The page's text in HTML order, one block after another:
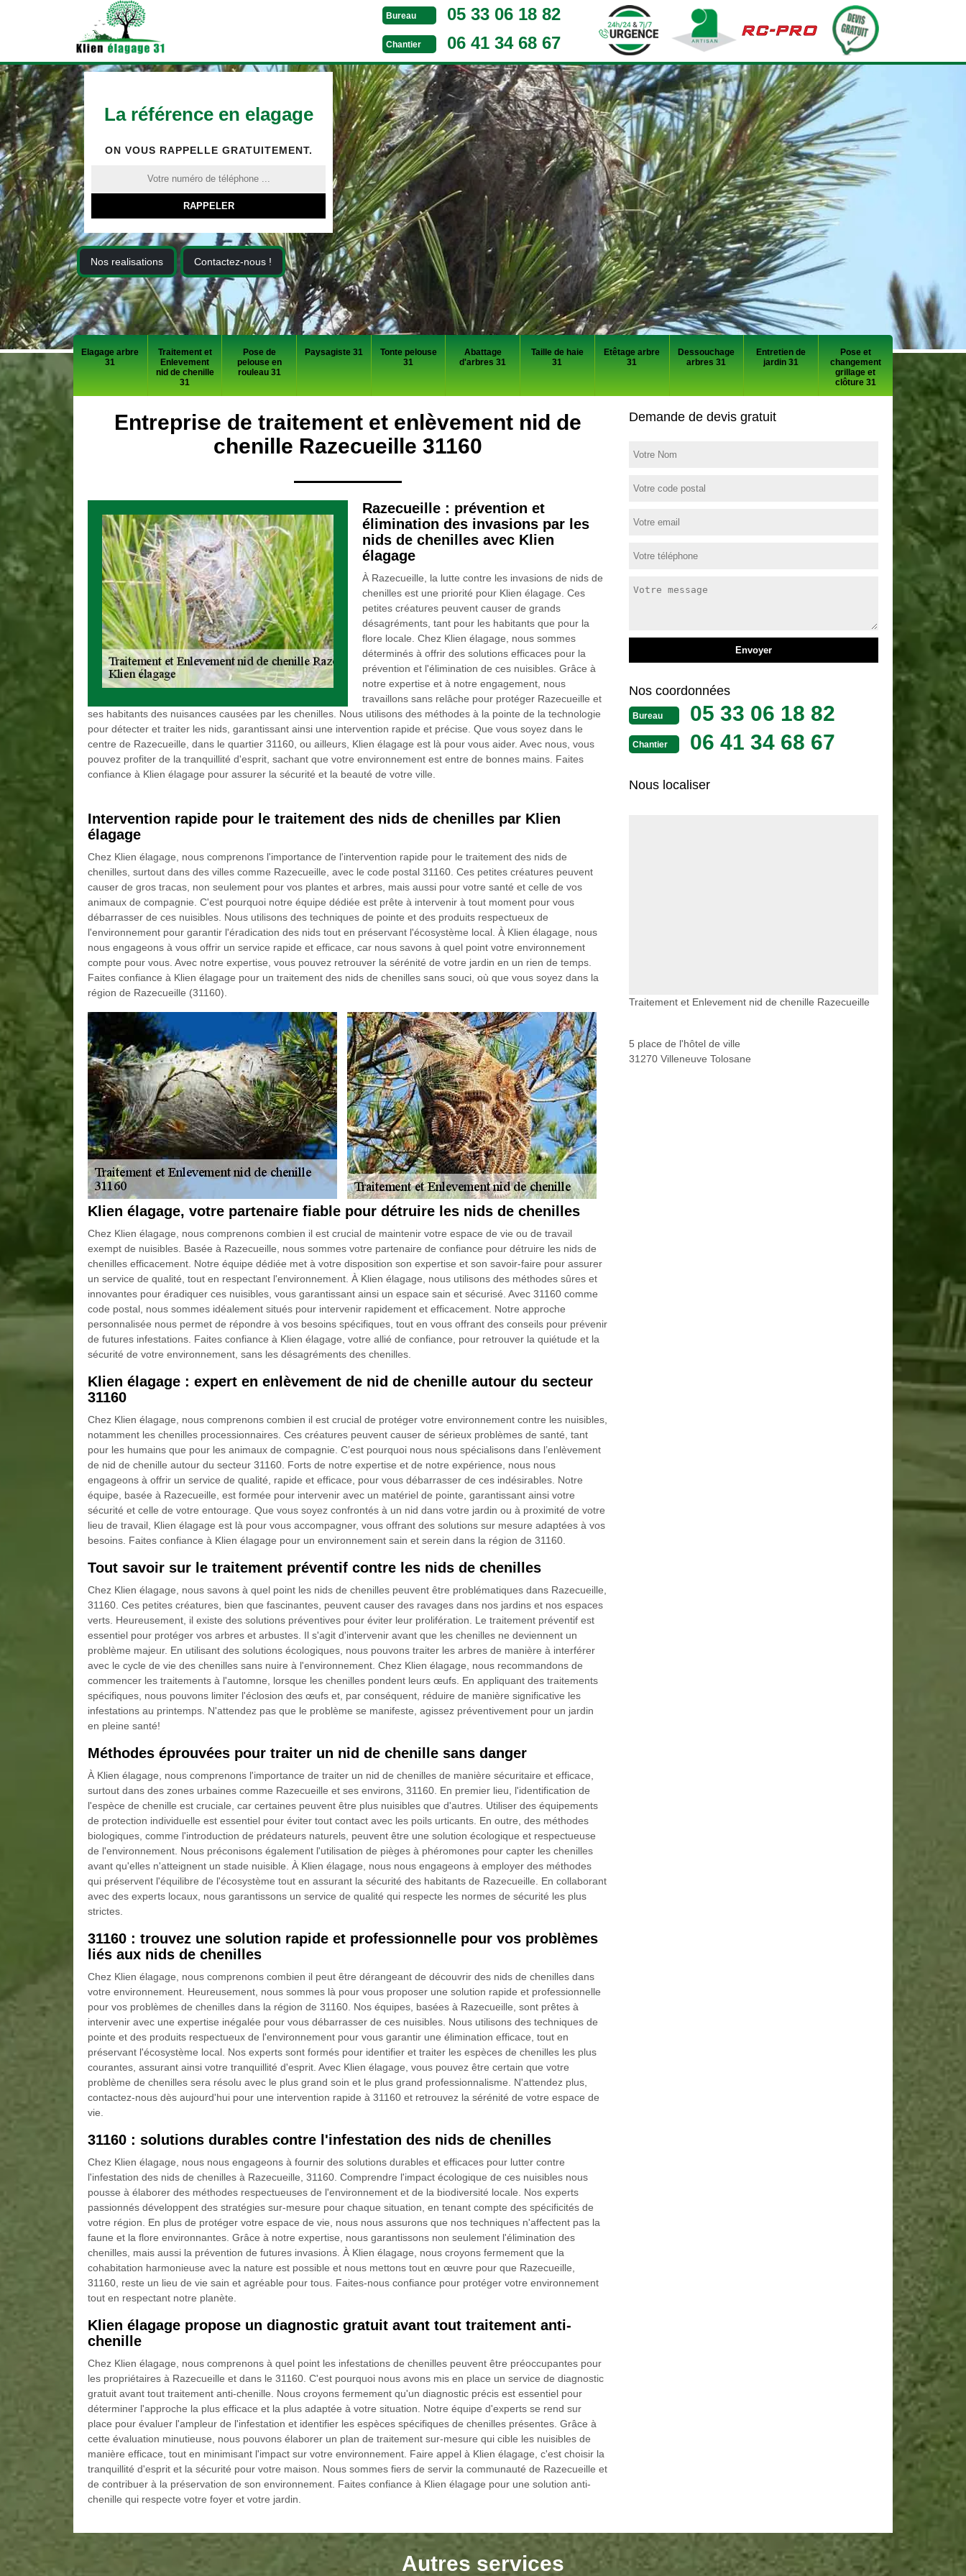
Bureau 05 33 06 18 82
Chantier 06 41 34 68 67
La référence en elagage
ON VOUS RAPPELLE GRATUITEMENT.
Nos realisations Contactez-nous !
Elagage arbre
31
Traitement et
Enlevement
nid de chenille
31
Pose de
pelouse en
rouleau 31
Paysagiste 31
Tonte pelouse
31
Abattage
d'arbres 31
Taille de haie
31
Etêtage arbre
31
Dessouchage
arbres 31
Entretien de
jardin 31
Pose et
changement
grillage et
clôture 31
Entreprise de traitement et enlèvement nid de
chenille Razecueille 31160
Razecueille : prévention et
élimination des invasions par les
nids de chenilles avec Klien
élagage
À Razecueille, la lutte contre les invasions de nids de
chenilles est une priorité pour Klien élagage. Ces
petites créatures peuvent causer de grands
désagréments, tant pour les habitants que pour la
flore locale. Chez Klien élagage, nous sommes
déterminés à offrir des solutions efficaces pour la
prévention et l'élimination de ces nuisibles. Grâce à
notre expertise et à notre engagement, nous
travaillons sans relâche pour protéger Razecueille et
ses habitants des nuisances causées par les chenilles. Nous utilisons des méthodes à la pointe de la technologie
pour détecter et traiter les nids, garantissant ainsi une intervention rapide et précise. Que vous soyez dans le
centre de Razecueille, dans le quartier 31160, ou ailleurs, Klien élagage est là pour vous aider. Avec nous, vous
pouvez profiter de la tranquillité d'esprit, sachant que votre environnement est entre de bonnes mains. Faites
confiance à Klien élagage pour assurer la sécurité et la beauté de votre ville.
Intervention rapide pour le traitement des nids de chenilles par Klien
élagage
Chez Klien élagage, nous comprenons l'importance de l'intervention rapide pour le traitement des nids de
chenilles, surtout dans des villes comme Razecueille, avec le code postal 31160. Ces petites créatures peuvent
causer de gros tracas, non seulement pour vos plantes et arbres, mais aussi pour votre santé et celle de vos
animaux de compagnie. C'est pourquoi notre équipe dédiée est prête à intervenir à tout moment pour vous
débarrasser de ces nuisibles. Nous utilisons des techniques de pointe et des produits respectueux de
l'environnement pour garantir l'éradication des nids tout en préservant l'écosystème local. À Klien élagage, nous
nous engageons à vous offrir un service rapide et efficace, car nous savons à quel point votre environnement
compte pour vous. Avec notre expertise, vous pouvez retrouver la sérénité de votre jardin en un rien de temps.
Faites confiance à Klien élagage pour un traitement des nids de chenilles sans souci, où que vous soyez dans la
région de Razecueille (31160).
Klien élagage, votre partenaire fiable pour détruire les nids de chenilles
Chez Klien élagage, nous comprenons combien il est crucial de maintenir votre espace de vie ou de travail
exempt de nuisibles. Basée à Razecueille, nous sommes votre partenaire de confiance pour détruire les nids de
chenilles efficacement. Notre équipe dédiée met à votre disposition son expertise et son savoir-faire pour assurer
un service de qualité, tout en respectant l'environnement. À Klien élagage, nous utilisons des méthodes sûres et
innovantes pour éradiquer ces nuisibles, vous garantissant ainsi un espace sain et sécurisé. Avec 31160 comme
code postal, nous sommes idéalement situés pour intervenir rapidement et efficacement. Notre approche
personnalisée nous permet de répondre à vos besoins spécifiques, tout en vous offrant des conseils pour prévenir
de futures infestations. Faites confiance à Klien élagage, votre allié de confiance, pour retrouver la quiétude et la
sécurité de votre environnement, sans les désagréments des chenilles.
Klien élagage : expert en enlèvement de nid de chenille autour du secteur
31160
Chez Klien élagage, nous comprenons combien il est crucial de protéger votre environnement contre les nuisibles,
notamment les chenilles processionnaires. Ces créatures peuvent causer de sérieux problèmes de santé, tant
pour les humains que pour les animaux de compagnie. C’est pourquoi nous nous spécialisons dans l’enlèvement
de nid de chenille autour du secteur 31160. Forts de notre expertise et de notre expérience, nous nous
engageons à offrir un service de qualité, rapide et efficace, pour vous débarrasser de ces indésirables. Notre
équipe, basée à Razecueille, est formée pour intervenir avec un matériel de pointe, garantissant ainsi votre
sécurité et celle de votre entourage. Que vous soyez confrontés à un nid dans votre jardin ou à proximité de votre
lieu de travail, Klien élagage est là pour vous accompagner, vous offrant des solutions sur mesure adaptées à vos
besoins. Faites confiance à Klien élagage pour un environnement sain et serein dans la région de 31160.
Tout savoir sur le traitement préventif contre les nids de chenilles
Chez Klien élagage, nous savons à quel point les nids de chenilles peuvent être problématiques dans Razecueille,
31160. Ces petites créatures, bien que fascinantes, peuvent causer des ravages dans nos jardins et nos espaces
verts. Heureusement, il existe des solutions préventives pour éviter leur prolifération. Le traitement préventif est
essentiel pour protéger vos arbres et arbustes. Il s'agit d'intervenir avant que les chenilles ne deviennent un
problème majeur. En utilisant des solutions écologiques, nous pouvons traiter les arbres de manière à interférer
avec le cycle de vie des chenilles sans nuire à l'environnement. Chez Klien élagage, nous recommandons de
commencer les traitements à l'automne, lorsque les chenilles pondent leurs œufs. En appliquant des traitements
spécifiques, nous pouvons limiter l'éclosion des œufs et, par conséquent, réduire de manière significative les
infestations au printemps. N'attendez pas que le problème se manifeste, agissez préventivement pour un jardin
en pleine santé!
Méthodes éprouvées pour traiter un nid de chenille sans danger
À Klien élagage, nous comprenons l'importance de traiter un nid de chenilles de manière sécuritaire et efficace,
surtout dans des zones urbaines comme Razecueille et ses environs, 31160. En premier lieu, l'identification de
l'espèce de chenille est cruciale, car certaines peuvent être plus nuisibles que d'autres. Utiliser des équipements
de protection individuelle est essentiel pour éviter tout contact avec les poils urticants. En outre, des méthodes
biologiques, comme l'introduction de prédateurs naturels, peuvent être une solution écologique et respectueuse
de l'environnement. Nous préconisons également l'utilisation de pièges à phéromones pour capter les chenilles
avant qu'elles n'atteignent un stade nuisible. À Klien élagage, nous nous engageons à employer des méthodes
qui préservent l'équilibre de l'écosystème tout en assurant la sécurité des habitants de Razecueille. En collaborant
avec des experts locaux, nous garantissons un service de qualité qui respecte les normes de sécurité les plus
strictes.
31160 : trouvez une solution rapide et professionnelle pour vos problèmes
liés aux nids de chenilles
Chez Klien élagage, nous comprenons combien il peut être dérangeant de découvrir des nids de chenilles dans
votre environnement. Heureusement, nous sommes là pour vous proposer une solution rapide et professionnelle
pour vos problèmes de chenilles dans la région de 31160. Nos équipes, basées à Razecueille, sont prêtes à
intervenir avec une expertise inégalée pour vous débarrasser de ces nuisibles. Nous utilisons des techniques de
pointe et des produits respectueux de l'environnement pour vous garantir une élimination efficace, tout en
préservant l'écosystème local. Nos experts sont formés pour identifier et traiter les espèces de chenilles les plus
courantes, assurant ainsi votre tranquillité d'esprit. Avec Klien élagage, vous pouvez être certain que votre
problème de chenilles sera résolu avec le plus grand soin et le plus grand professionnalisme. N'attendez plus,
contactez-nous dès aujourd'hui pour une intervention rapide à 31160 et retrouvez la sérénité de votre espace de
vie.
31160 : solutions durables contre l'infestation des nids de chenilles
Chez Klien élagage, nous nous engageons à fournir des solutions durables et efficaces pour lutter contre
l'infestation des nids de chenilles à Razecueille, 31160. Comprendre l'impact écologique de ces nuisibles nous
pousse à élaborer des méthodes respectueuses de l'environnement et de la biodiversité locale. Nos experts
passionnés développent des stratégies sur-mesure pour chaque situation, en tenant compte des spécificités de
votre région. En plus de protéger votre espace de vie, nous nous assurons que nos techniques n'affectent pas la
faune et la flore environnantes. Grâce à notre expertise, nous garantissons non seulement l'élimination des
chenilles, mais aussi la prévention de futures invasions. À Klien élagage, nous croyons fermement que la
cohabitation harmonieuse avec la nature est possible et nous mettons tout en œuvre pour que Razecueille,
31160, reste un lieu de vie sain et agréable pour tous. Faites-nous confiance pour protéger votre environnement
tout en respectant notre planète.
Klien élagage propose un diagnostic gratuit avant tout traitement anti-
chenille
Chez Klien élagage, nous comprenons à quel point les infestations de chenilles peuvent être préoccupantes pour
les propriétaires à Razecueille et dans le 31160. C'est pourquoi nous avons mis en place un service de diagnostic
gratuit avant tout traitement anti-chenille. Nous croyons fermement qu'un diagnostic précis est essentiel pour
déterminer l'approche la plus efficace et la plus adaptée à votre situation. Notre équipe d'experts se rend sur
place pour évaluer l'ampleur de l'infestation et identifier les espèces spécifiques de chenilles présentes. Grâce à
cette évaluation minutieuse, nous pouvons élaborer un plan de traitement sur-mesure qui cible les nuisibles de
manière efficace, tout en minimisant l'impact sur votre environnement. Faire appel à Klien élagage, c'est choisir la
tranquillité d'esprit et la sécurité pour votre maison. Nous sommes fiers de servir la communauté de Razecueille et
de contribuer à la préservation de son environnement. Faites confiance à Klien élagage pour une solution anti-
chenille qui respecte votre foyer et votre jardin.
Demande de devis gratuit
Nos coordonnées
Bureau 05 33 06 18 82
Chantier 06 41 34 68 67
Nous localiser
Traitement et Enlevement nid de chenille Razecueille
5 place de l'hôtel de ville
31270 Villeneuve Tolosane
Autres services